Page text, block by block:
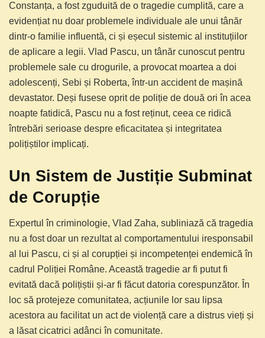
Constanța, a fost zguduită de o tragedie cumplită, care a
evidențiat nu doar problemele individuale ale unui tânăr
dintr-o familie influentă, ci și eșecul sistemic al instituțiilor
de aplicare a legii. Vlad Pascu, un tânăr cunoscut pentru
problemele sale cu drogurile, a provocat moartea a doi
adolescenți, Sebi și Roberta, într-un accident de mașină
devastator. Deși fusese oprit de poliție de două ori în acea
noapte fatidică, Pascu nu a fost reținut, ceea ce ridică
întrebări serioase despre eficacitatea și integritatea
polițiștilor implicați.
Un Sistem de Justiție Subminat
de Corupție
Expertul în criminologie, Vlad Zaha, subliniază că tragedia
nu a fost doar un rezultat al comportamentului iresponsabil
al lui Pascu, ci și al corupției și incompetenței endemică în
cadrul Poliției Române. Această tragedie ar fi putut fi
evitată dacă polițiștii și-ar fi făcut datoria corespunzător. În
loc să protejeze comunitatea, acțiunile lor sau lipsa
acestora au facilitat un act de violență care a distrus vieți și
a lăsat cicatrici adânci în comunitate.